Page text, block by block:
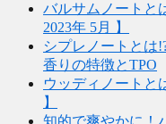
バルサムノートと
2023年 5月 】
シプレノートとは
香りの特徴とTPO
ウッディノートと
】